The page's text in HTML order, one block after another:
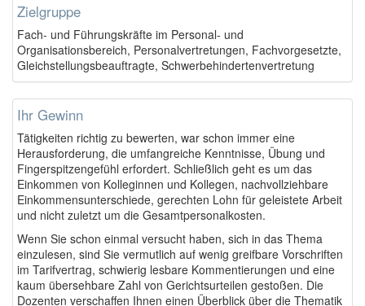
Zielgruppe
Fach- und Führungskräfte im Personal- und
Organisationsbereich, Personalvertretungen, Fachvorgesetzte,
Gleichstellungsbeauftragte, Schwerbehindertenvertretung
Ihr Gewinn
Tätigkeiten richtig zu bewerten, war schon immer eine
Herausforderung, die umfangreiche Kenntnisse, Übung und
Fingerspitzengefühl erfordert. Schließlich geht es um das
Einkommen von Kolleginnen und Kollegen, nachvollziehbare
Einkommensunterschiede, gerechten Lohn für geleistete Arbeit
und nicht zuletzt um die Gesamtpersonalkosten.
Wenn Sie schon einmal versucht haben, sich in das Thema
einzulesen, sind Sie vermutlich auf wenig greifbare Vorschriften
im Tarifvertrag, schwierig lesbare Kommentierungen und eine
kaum übersehbare Zahl von Gerichtsurteilen gestoßen. Die
Dozenten verschaffen Ihnen einen Überblick über die Thematik